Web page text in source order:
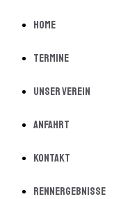
Home
Termine
Unser Verein
Anfahrt
Kontakt
Rennergebnisse